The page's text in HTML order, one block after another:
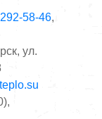
58-46,
ул.